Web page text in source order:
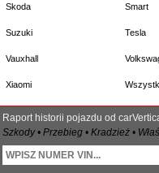
Skoda Smart
Suzuki Tesla
Vauxhall
Xiaomi
Raport historii pojazdu od
Szkody • Przebieg • Kradzież •